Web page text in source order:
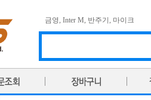
금영, Inter M, 반주기 , 마이크